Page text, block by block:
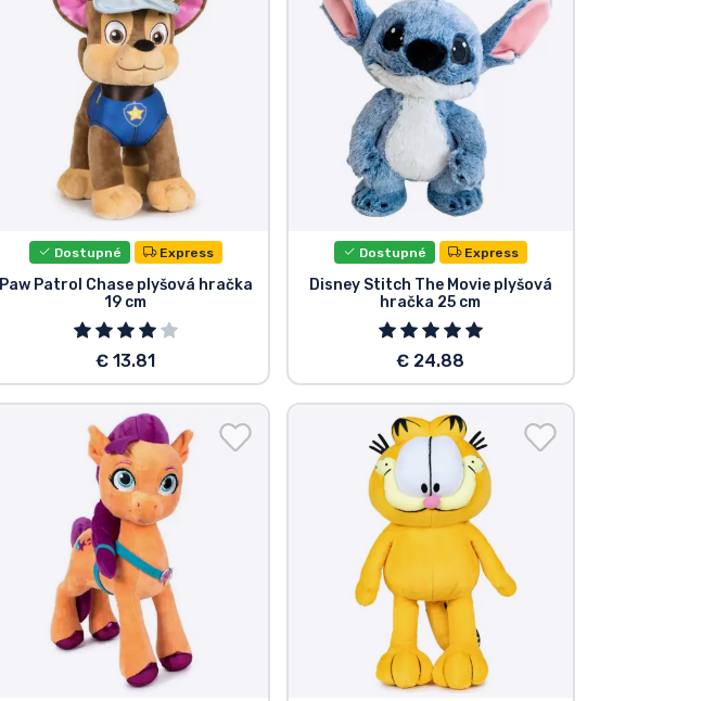
Dostupné Express
Paw Patrol Chase plyšová hračka
19 cm
€ 13.81
Dostupné Express
Disney Stitch The Movie plyšová
hračka 25 cm
€ 24.88